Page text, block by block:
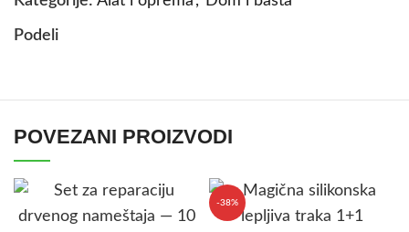
Podeli
POVEZANI PROIZVODI
-38%